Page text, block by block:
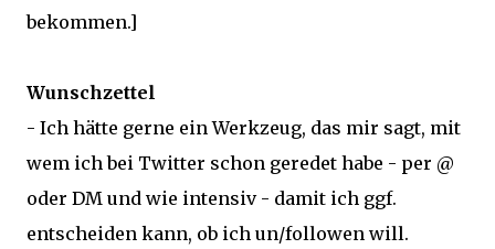
bekommen.]
Wunschzettel
- Ich hätte gerne ein Werkzeug, das mir sagt, mit
wem ich bei Twitter schon geredet habe - per @
oder DM und wie intensiv - damit ich ggf.
entscheiden kann, ob ich un/followen will.